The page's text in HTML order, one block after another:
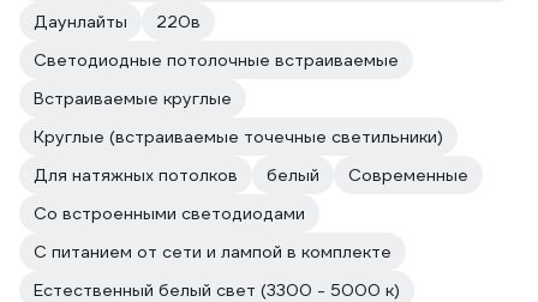
Даунлайты
220в
Светодиодные потолочные встраиваемые
Встраиваемые круглые
Круглые (встраиваемые точечные светильники)
Для натяжных потолков
белый
Современные
Со встроенными светодиодами
С питанием от сети и лампой в комплекте
Естественный белый свет (3300 - 5000 к)